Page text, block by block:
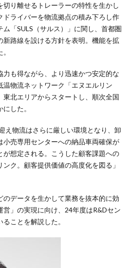
り離せるトレーラーの特性を生かし
ドライバーを物流拠点の積み下ろし作
「SULS（サルス）」に関し、首都圏
新路線を設ける方針を表明。機能を拡
力も得ながら、より迅速かつ安定的な
物流ネットワーク「エヌエルリン
東北エリアからスタートし、順次全国
した。
え物流はさらに厳しい環境となり、卸
小売専用センターへの納品車両確保が
が想定される。こうした顧客課題への
ク。顧客提供価値の高度化を図る」
データを生かして業務を抜本的に効
」の実現に向け、24年度はR&Dセン
ことを解説した。